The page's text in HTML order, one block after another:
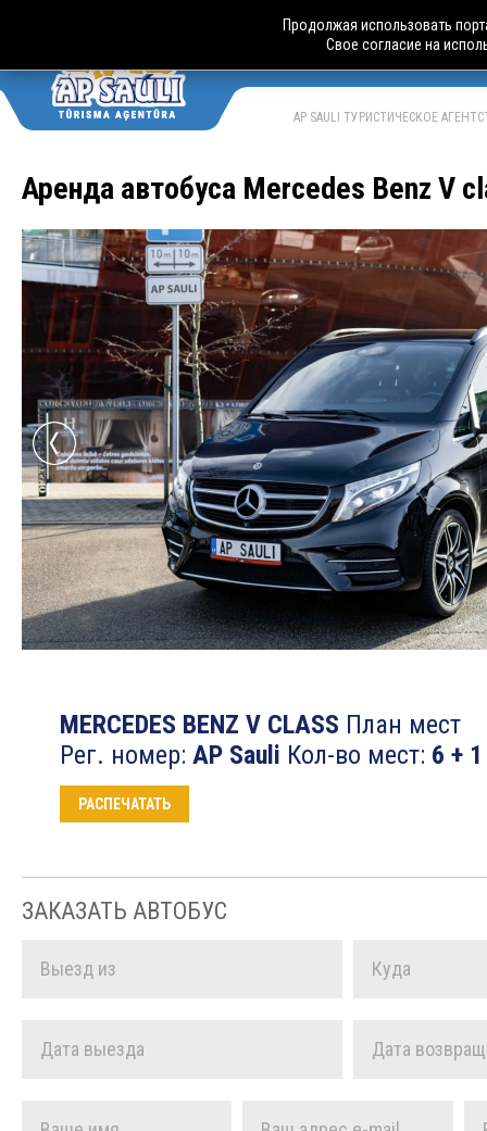
AP SAULI ТУРИСТИЧЕСКОЕ
Аренда автобуса Mercedes Benz V
MERCEDES BENZ V CLASS План мест
Рег. номер: AP Sauli Кол-во мест: 6 + 1
РАСПЕЧАТАТЬ
ЗАКАЗАТЬ АВТОБУС
Продолжая использовать
Свое согласие на